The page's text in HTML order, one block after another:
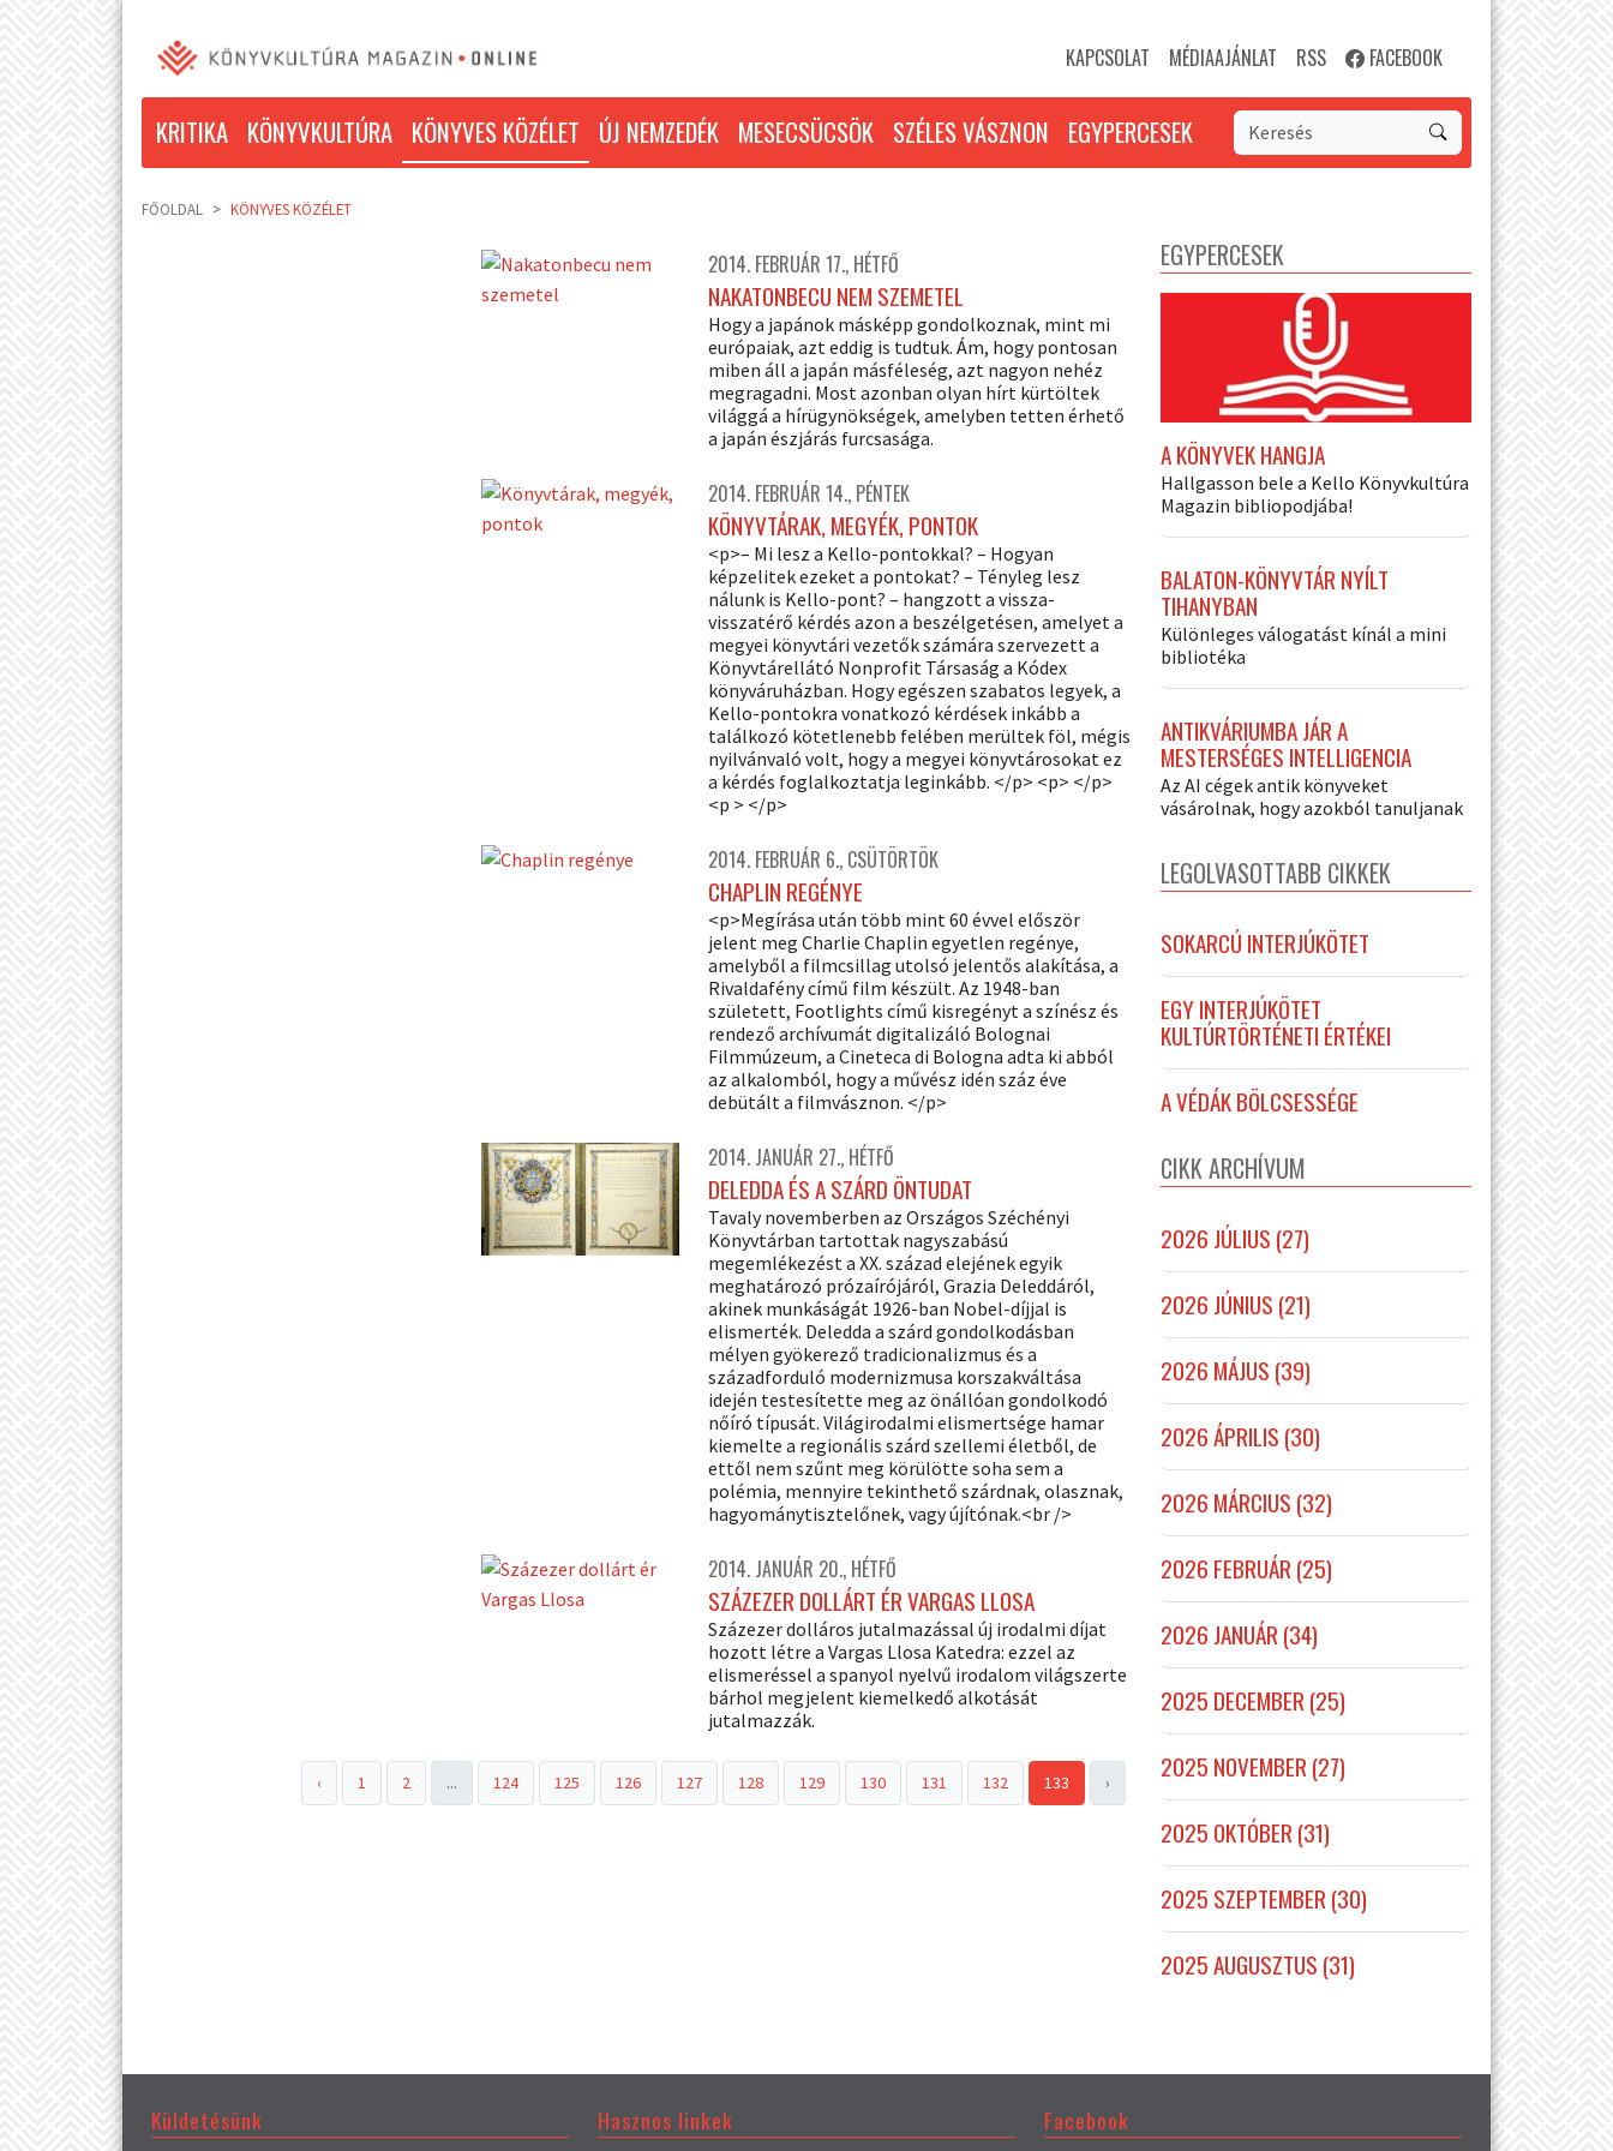
KAPCSOLAT MÉDIAAJÁNLAT RSS FACEBOOK
KRITIKA KÖNYVKULTÚRA KÖNYVES KÖZÉLET ÚJ NEMZEDÉK MESECSÜCSÖK SZÉLES VÁSZNON EGYPERCESEK
FŐOLDAL KÖNYVES KÖZÉLET
2014. FEBRUÁR 17., HÉTFŐ
NAKATONBECU NEM SZEMETEL
Hogy a japánok másképp gondolkoznak, mint mi
európaiak, azt eddig is tudtuk. Ám, hogy pontosan
miben áll a japán másféleség, azt nagyon nehéz
megragadni. Most azonban olyan hírt kürtöltek
világgá a hírügynökségek, amelyben tetten érhető
a japán észjárás furcsasága.
2014. FEBRUÁR 14., PÉNTEK
KÖNYVTÁRAK, MEGYÉK, PONTOK
<p>– Mi lesz a Kello-pontokkal? – Hogyan
képzelitek ezeket a pontokat? – Tényleg lesz
nálunk is Kello-pont? – hangzott a vissza-
visszatérő kérdés azon a beszélgetésen, amelyet a
megyei könyvtári vezetők számára szervezett a
Könyvtárellátó Nonprofit Társaság a Kódex
könyváruházban. Hogy egészen szabatos legyek, a
Kello-pontokra vonatkozó kérdések inkább a
találkozó kötetlenebb felében merültek föl, mégis
nyilvánvaló volt, hogy a megyei könyvtárosokat ez
a kérdés foglalkoztatja leginkább. </p> <p> </p>
<p > </p>
2014. FEBRUÁR 6., CSÜTÖRTÖK
CHAPLIN REGÉNYE
<p>Megírása után több mint 60 évvel először
jelent meg Charlie Chaplin egyetlen regénye,
amelyből a filmcsillag utolsó jelentős alakítása, a
Rivaldafény című film készült. Az 1948-ban
született, Footlights című kisregényt a színész és
rendező archívumát digitalizáló Bolognai
Filmmúzeum, a Cineteca di Bologna adta ki abból
az alkalomból, hogy a művész idén száz éve
debütált a filmvásznon. </p>
2014. JANUÁR 27., HÉTFŐ
DELEDDA ÉS A SZÁRD ÖNTUDAT
Tavaly novemberben az Országos Széchényi
Könyvtárban tartottak nagyszabású
megemlékezést a XX. század elejének egyik
meghatározó prózaírójáról, Grazia Deleddáról,
akinek munkáságát 1926-ban Nobel-díjjal is
elismerték. Deledda a szárd gondolkodásban
mélyen gyökerező tradicionalizmus és a
századforduló modernizmusa korszakváltása
idején testesítette meg az önállóan gondolkodó
nőíró típusát. Világirodalmi elismertsége hamar
kiemelte a regionális szárd szellemi életből, de
ettől nem szűnt meg körülötte soha sem a
polémia, mennyire tekinthető szárdnak, olasznak,
hagyománytisztelőnek, vagy újítónak.<br />
2014. JANUÁR 20., HÉTFŐ
SZÁZEZER DOLLÁRT ÉR VARGAS LLOSA
Százezer dolláros jutalmazással új irodalmi díjat
hozott létre a Vargas Llosa Katedra: ezzel az
elismeréssel a spanyol nyelvű irodalom világszerte
bárhol megjelent kiemelkedő alkotását
jutalmazzák.
‹ 1 2 ... 124 125 126 127 128 129 130 131 132 133 ›
EGYPERCESEK
A KÖNYVEK HANGJA
Hallgasson bele a Kello Könyvkultúra
Magazin bibliopodjába!
BALATON-KÖNYVTÁR NYÍLT
TIHANYBAN
Különleges válogatást kínál a mini
bibliotéka
ANTIKVÁRIUMBA JÁR A
MESTERSÉGES INTELLIGENCIA
Az AI cégek antik könyveket
vásárolnak, hogy azokból tanuljanak
LEGOLVASOTTABB CIKKEK
SOKARCÚ INTERJÚKÖTET
EGY INTERJÚKÖTET
KULTÚRTÖRTÉNETI ÉRTÉKEI
A VÉDÁK BÖLCSESSÉGE
CIKK ARCHÍVUM
2026 JÚLIUS (27)
2026 JÚNIUS (21)
2026 MÁJUS (39)
2026 ÁPRILIS (30)
2026 MÁRCIUS (32)
2026 FEBRUÁR (25)
2026 JANUÁR (34)
2025 DECEMBER (25)
2025 NOVEMBER (27)
2025 OKTÓBER (31)
2025 SZEPTEMBER (30)
2025 AUGUSZTUS (31)
Küldetésünk Hasznos linkek Facebook